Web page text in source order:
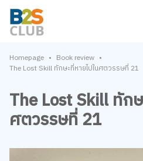
Homepage • Book review •
The Lost Skill ทักษะที่หายไปในศตวรรษที่ 21
The Lost Skill ทัก
ศตวรรษที่ 21